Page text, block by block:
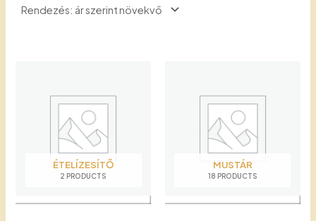
low
ÉTELÍZESÍTŐ
2 PRODUCTS
MUSTÁR
18 PRODUCTS